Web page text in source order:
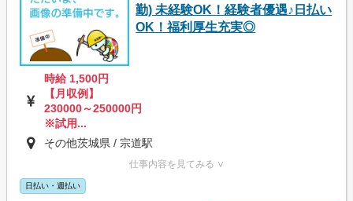
勤) 未経験OK！経験者優遇♪日払い
OK！福利厚生充実◎
時給 1,500円
【月収例】
230000～250000円
※試用...
その他茨城県 / 宗道駅
仕事内容を見てみる ∨
日払い・週払い